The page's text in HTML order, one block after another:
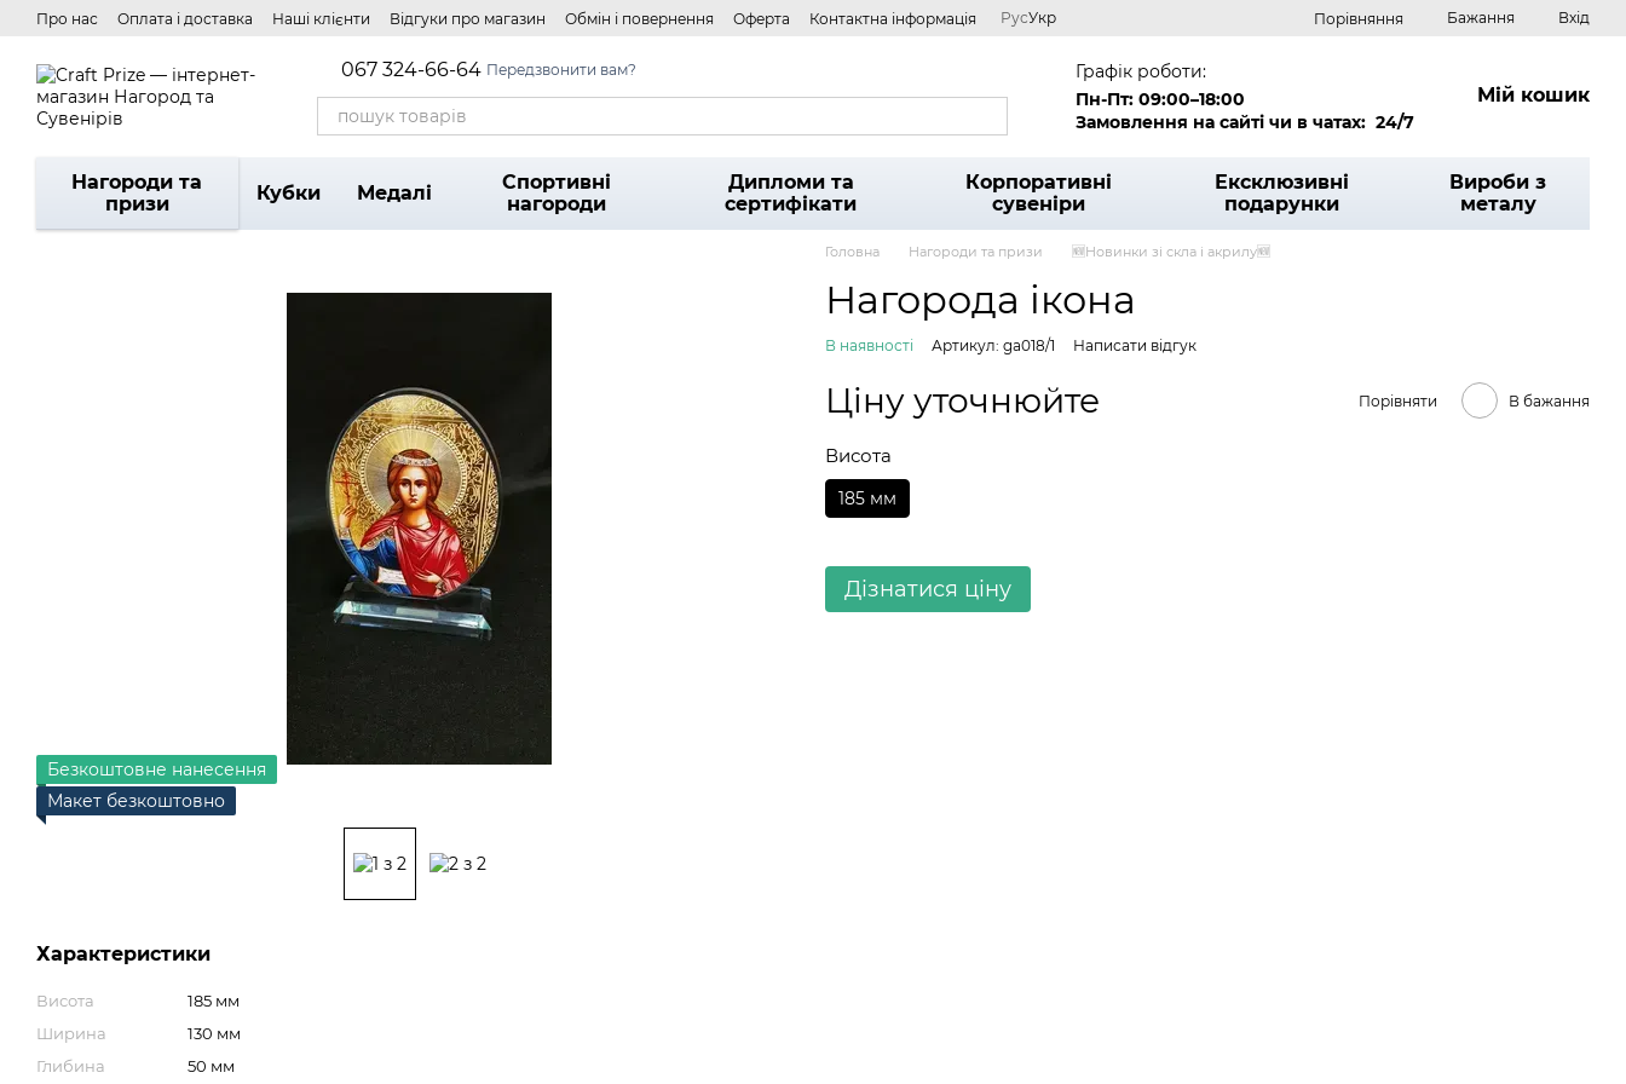
Перейти до основного контенту
Про нас Оплата і доставка Наші клієнти Відгуки про магазин Обмін і повернення Оферта Контактна інформація РусУкр Порівняння Бажання Вхід
067 324-66-64 Передзвонити вам?
Графік роботи:
Пн-Пт: 09:00–18:00
Замовлення на сайті чи в чатах: 24/7
Мій кошик
Нагороди та
призи
Кубки Медалі
Спортивні
нагороди
Дипломи та
сертифікати
Корпоративні
сувеніри
Ексклюзивні
подарунки
Вироби з
металу
Безкоштовне нанесення
Макет безкоштовно
Характеристики
Висота
185 мм
Ширина
130 мм
Глибина
50 мм
Головна Нагороди та призи 🆕Новинки зі скла і акрилу🆕
Нагорода ікона
В наявності Артикул: ga018/1 Написати відгук
Ціну уточнюйте Порівняти В бажання
Висота
185 мм
Дізнатися ціну